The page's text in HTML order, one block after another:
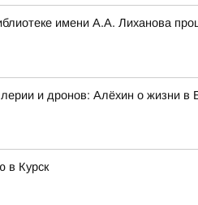
имени А.А. Лиханова
и дронов: Алёхин о жизни в
в Курск